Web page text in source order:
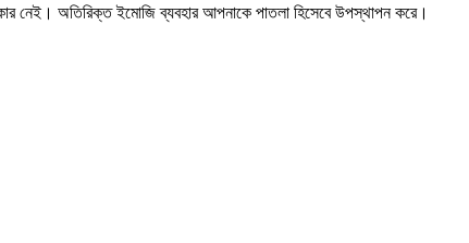
নেই। অতিরিক্ত ইমোজি ব্যবহার আপনাকে পাতলা হিসেবে উপস্থাপন করে।